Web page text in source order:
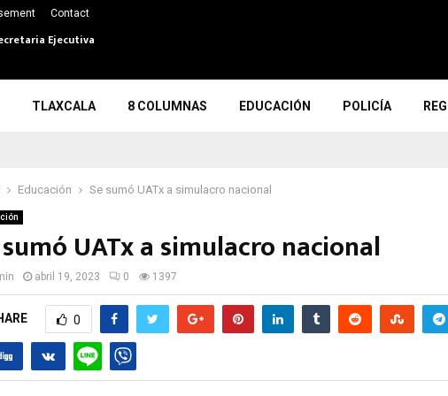
Contact
Ejecutiva
TLAXCALA 8 COLUMNAS EDUCACIÓN POLICÍA
Educación Se sumó UATx a simulacro nacional
UATx a simulacro nacional
abril 19, 2023 0 1397
0